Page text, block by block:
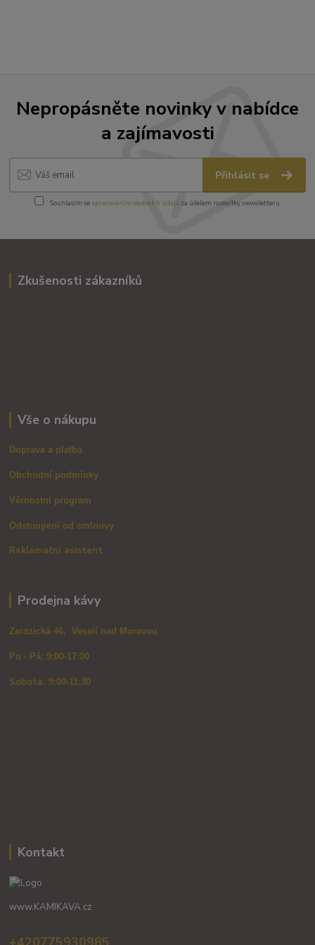
Nepropásněte novinky v nabídce
a zajímavosti
Přihlásit se
Souhlasím se zpracováním osobních údajůza účelem rozesílky newsletteru.
Zkušenosti zákazníků
Vše o nákupu
Doprava a platba
Obchodní podmínky
Věrnostní program
Odstoupení od smlouvy
Reklamační asistent
Prodejna kávy
Zarazická 46, Veselí nad Moravou
Po - Pá: 9:00-17:00
Sobota: 9:00-11:30
Kontakt
www.KAMIKAVA.cz